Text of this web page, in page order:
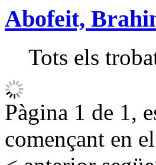
Abofeit,
Tots els
Pàgina 1 de 1,
començant en